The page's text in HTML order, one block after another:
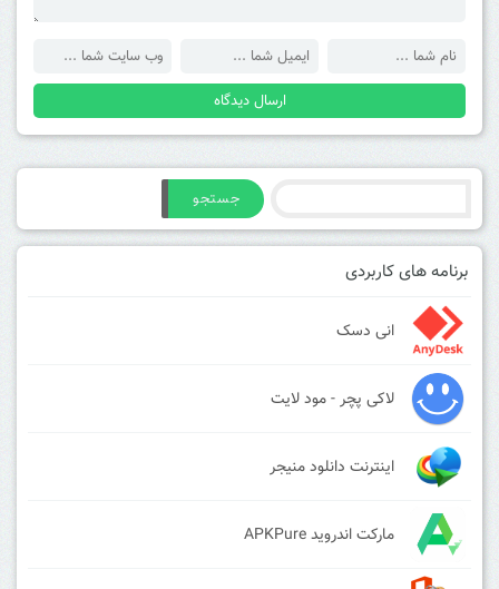
جستجو
برنامه های کاربردی
انی دسک
لاکی پچر - مود لایت
اینترنت دانلود منیجر
مارکت اندروید APKPure